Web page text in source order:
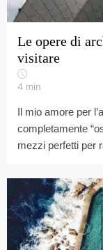
Le opere di
visitare
4 min
Il mio amore per
completamente
mezzi perfetti per